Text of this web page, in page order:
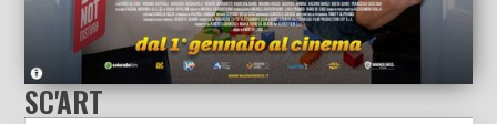
SC'ART